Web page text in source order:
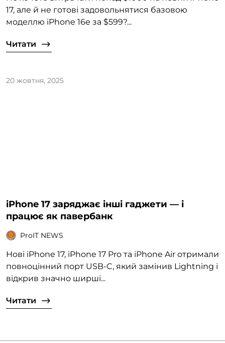
17, але й не готові задовольнятися базовою
моделлю iPhone 16e за $599?...
Читати
20 жовтня, 2025
iPhone 17 заряджає інші гаджети — і
працює як павербанк
ProIT NEWS
Нові iPhone 17, iPhone 17 Pro та iPhone Air отримали
повноцінний порт USB-C, який замінив Lightning і
відкрив значно ширші...
Читати